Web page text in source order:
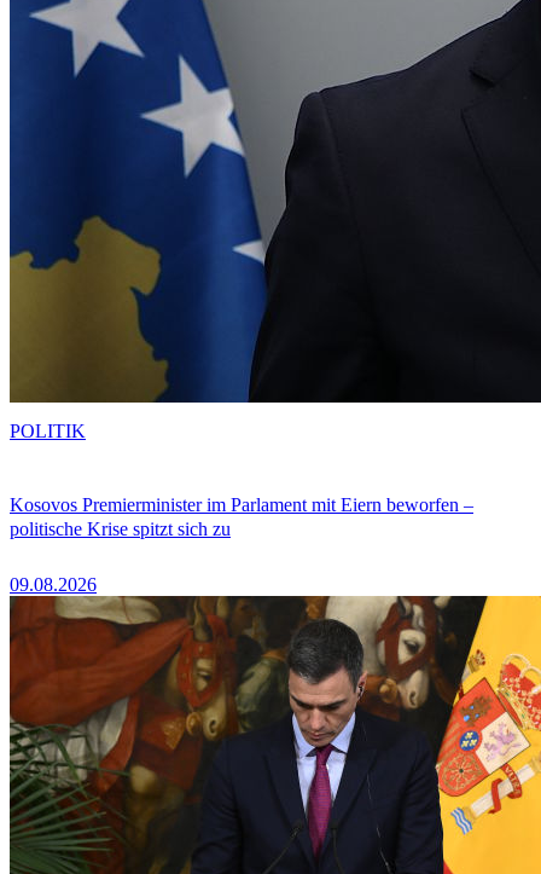
Kosovos Premierminister im Parlament mit Eiern beworfen –
politische Krise spitzt sich zu
09.08.2026
POLITIK